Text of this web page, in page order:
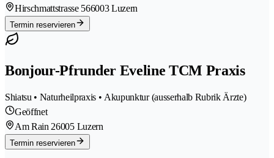
Hirschmattstrasse 566003 Luzern
Termin reservieren
Bonjour-Pfrunder Eveline TCM Praxis
Shiatsu • Naturheilpraxis • Akupunktur (ausserhalb Rubrik Ärzte)
Geöffnet
Am Rain 26005 Luzern
Termin reservieren